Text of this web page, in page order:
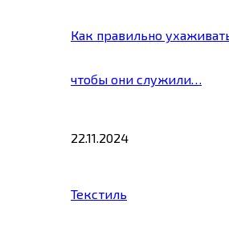
Как правильно
чтобы они служили…
22.11.2024
Текстиль